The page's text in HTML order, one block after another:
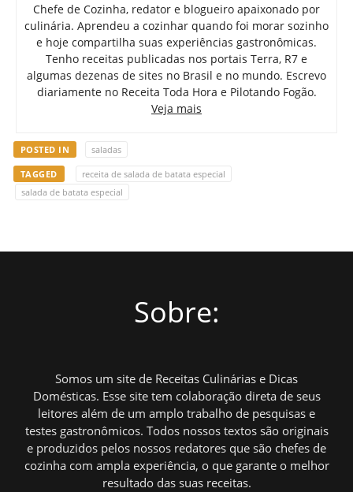
Chefe de Cozinha, redator e blogueiro apaixonado por
culinária. Aprendeu a cozinhar quando foi morar sozinho
e hoje compartilha suas experiências gastronômicas.
Tenho receitas publicadas nos portais Terra, R7 e
algumas dezenas de sites no Brasil e no mundo. Escrevo
diariamente no Receita Toda Hora e Pilotando Fogão.
Veja mais
POSTED IN saladas
TAGGED
receita de salada de batata especial
salada de batata especial
Sobre:
Somos um site de Receitas Culinárias e Dicas
Domésticas. Esse site tem colaboração direta de seus
leitores além de um amplo trabalho de pesquisas e
testes gastronômicos. Todos nossos textos são originais
e produzidos pelos nossos redatores que são chefes de
cozinha com ampla experiência, o que garante o melhor
resultado das suas receitas.